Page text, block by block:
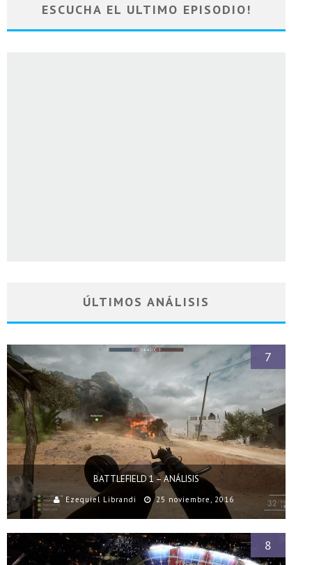
ESCUCHA EL ULTIMO EPISODIO!
ÚLTIMOS ANÁLISIS
BATTLEFIELD 1 – ANÁLISIS
Ezequiel Librandi 25 noviembre, 2016
7
8